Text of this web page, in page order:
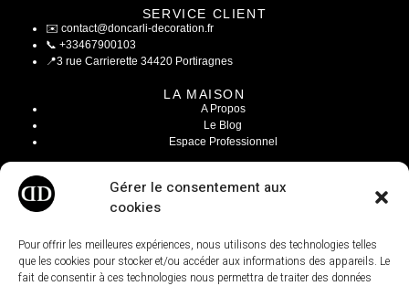
Gérer le consentement aux
cookies
Pour offrir les meilleures expériences, nous utilisons des technologies telles
que les cookies pour stocker et/ou accéder aux informations des appareils. Le
fait de consentir à ces technologies nous permettra de traiter des données
SERVICE CLIENT
✉️ contact@doncarli-decoration.fr
📞 +33467900103
📍3 rue Carrierette 34420 Portiragnes
LA MAISON
A Propos
Le Blog
Espace Professionnel
Mentions Légales
Paiement sécurisé
Conditions générales de ventes